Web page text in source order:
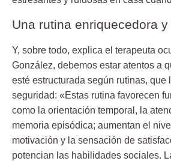
Una rutina enriquecedora
Y, sobre todo, explica el terapeuta
González, debemos estar atentos a
esté estructurada según rutinas, que
seguridad: «Estas rutina favorecen
como la orientación temporal, la
memoria episódica; aumentan el
motivación y la sensación de
potencian las habilidades sociales.